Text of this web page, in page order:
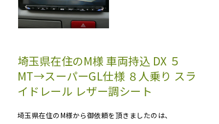
埼玉県在住のM様 車両持込 DX ５
MT→スーパーGL仕様 ８人乗り スラ
イドレール レザー調シート
埼玉県在住のM様から御依頼を頂きましたのは、